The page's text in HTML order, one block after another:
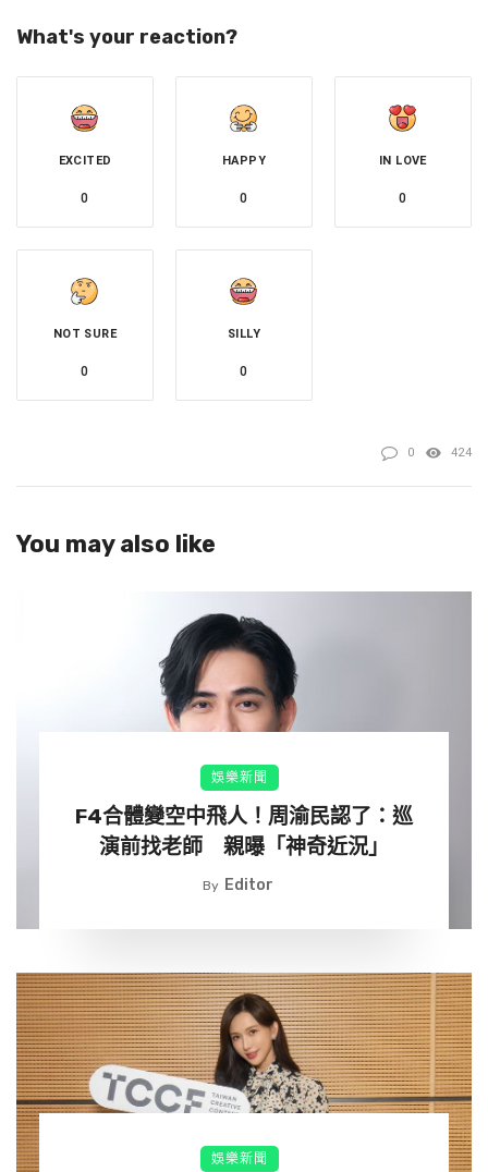
▲邱瓈寬「到宅行動服務車」捐車儀式。（圖／記者周宸亘
霸氣護航林志玲！寬姐吐電影圈真心話：期待再被罵
營起來相當艱辛。回顧當年由她操刀的破億神作《大尾鱸
我反而覺得不錯。」
並直言：「我覺得無所謂，我也不怕罵的，我也期待還有被
▲邱瓈寬、洪曉蕾響應公益，出席「到宅行動服務車」捐車
儀式。（圖／記者周宸亘攝）
友隱私，淡淡笑回：「這部分應該去問當事人。」並未多作
延伸，但也強調未來只要遇到合適的企劃，隨時歡迎跟好朋
友們再度攜手合作。
默默記下偏鄉需求捐專車！曝英文名全因「愛免費義剪」
談回今日的送暖善舉，起因於農曆年前她參與老人福利活動
What's your reaction?
EXCITED
0
HAPPY
0
IN LOVE
0
NOT SURE
0
SILLY
0
0 424
You may also like
娛樂新聞
F4合體變空中飛人！周渝民認了：巡
演前找老師 親曝「神奇近況」
By Editor
娛樂新聞